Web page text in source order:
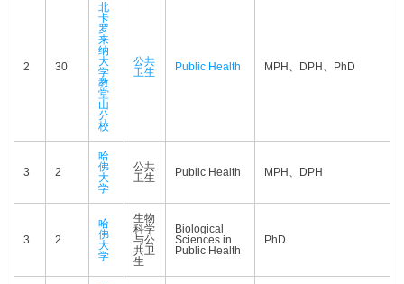
2 30
北
卡
罗
来
纳
大
学
教
堂
山
分
校
公共
卫生
Public Health MPH、DPH、PhD
3 2
哈
佛
大
学
公共
卫生
Public Health MPH、DPH
3 2
哈
佛
大
学
生物
科学
与公
共卫
生
Biological
Sciences in
Public Health
PhD